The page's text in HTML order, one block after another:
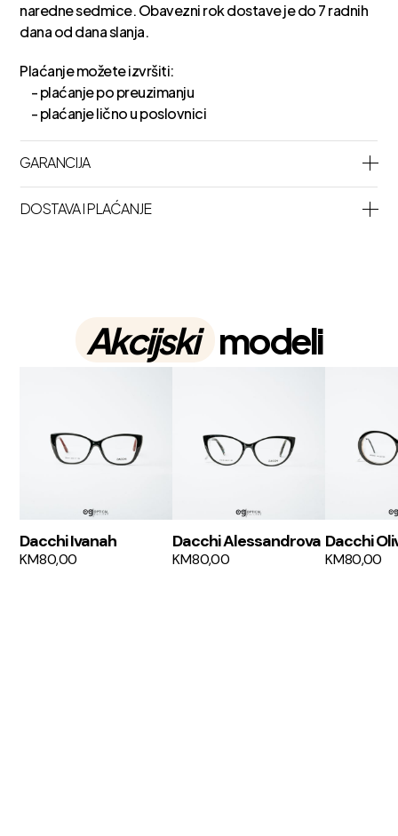
naredne sedmice. Obavezni rok dostave je do 7 radnih
dana od dana slanja.
Plaćanje možete izvršiti:
- plaćanje po preuzimanju
- plaćanje lično u poslovnici
GARANCIJA
DOSTAVA I PLAĆANJE
Akcijski modeli
Dacchi Ivanah
KM80,00
Dacchi Alessandrova
KM80,00
Dacchi
KM80,00